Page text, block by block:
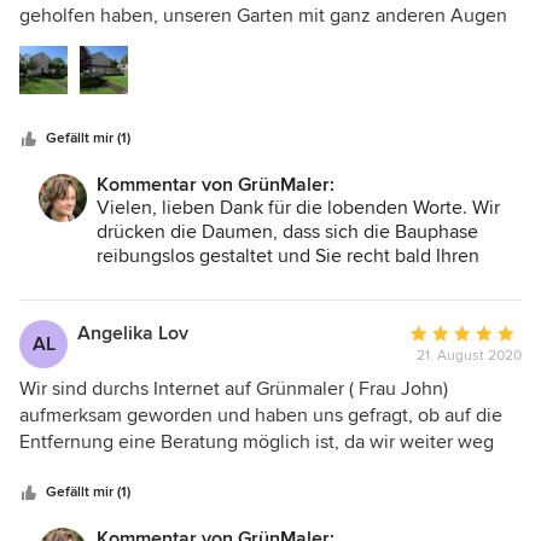
wurden immer schnell und zur absolut vollsten
Zufriedenheit gelöst. Wir können einfach nur Danke sagen
und freuen uns, jetzt bald mit der Umsetzung starten zu
können. Liebe Frau John, machen Sie weiter so! DANKE
5
geholfen haben, unseren Garten mit ganz anderen Augen
zu betrachten. Von der Idee bis zur Umsetzung der
Konzeptpläne lief alles total reibungslos, freundlich,
hilfsbereit und mit guten Ratschlägen, die für so ein Projekt
natürlich Kontakt zu Frau John aufnehmen. (Sensitive
Information Hidden) Ganz herzlichen Dank. Nun brauchen
wir noch den passenden Partner für die Umsetzung. :-)
Gefällt mir (1)
Kommentar von GrünMaler:
Vielen, lieben Dank für die lobenden Worte. Wir
drücken die Daumen, dass sich die Bauphase
reibungslos gestaltet und Sie recht bald Ihren
GrünMaler
AL
Angelika Lov
Bewertung:
5
von
5
21. August 2020
Wir sind durchs Internet auf Grünmaler ( Frau John)
aufmerksam geworden und haben uns gefragt, ob auf die
Entfernung eine Beratung möglich ist, da wir weiter weg
bemerkenswert schnell und ist jederzeit für uns erreichbar
gewesen. Dazu ist Sie eine kompetente Fachfrau und mit
Gefällt mir (1)